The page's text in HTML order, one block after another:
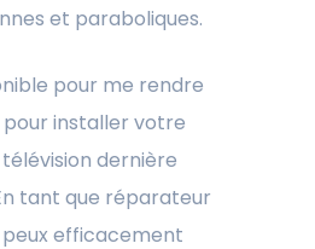
et paraboliques.
pour me rendre
pour installer votre
dernière
tant que réparateur
peux efficacement